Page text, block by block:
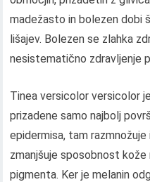
madežasto in bolezen dobi
lišajev. Bolezen se zlahka
nesistematično zdravljenje
Tinea versicolor versicolor
prizadene samo najbolj
epidermisa, tam
zmanjšuje sposobnost
pigmenta. Ker je melanin